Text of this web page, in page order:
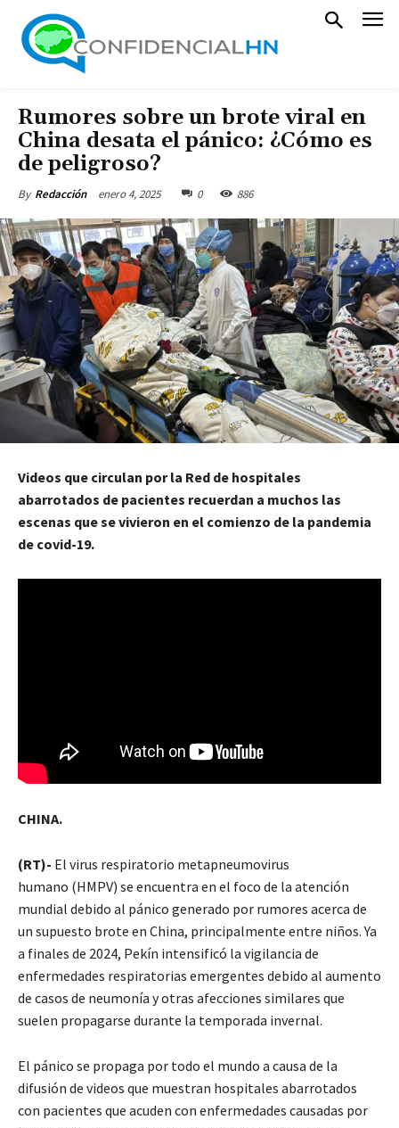
Rumores sobre un brote viral en
China desata el pánico: ¿Cómo es
de peligroso?
By Redacción enero 4, 2025 0 886
Videos que circulan por la Red de hospitales
abarrotados de pacientes recuerdan a muchos las
escenas que se vivieron en el comienzo de la pandemia
de covid-19.
CHINA.
(RT)- El virus respiratorio metapneumovirus
humano (HMPV) se encuentra en el foco de la atención
mundial debido al pánico generado por rumores acerca de
un supuesto brote en China, principalmente entre niños. Ya
a finales de 2024, Pekín intensificó la vigilancia de
enfermedades respiratorias emergentes debido al aumento
de casos de neumonía y otras afecciones similares que
suelen propagarse durante la temporada invernal.
El pánico se propaga por todo el mundo a causa de la
difusión de videos que muestran hospitales abarrotados
con pacientes que acuden con enfermedades causadas por